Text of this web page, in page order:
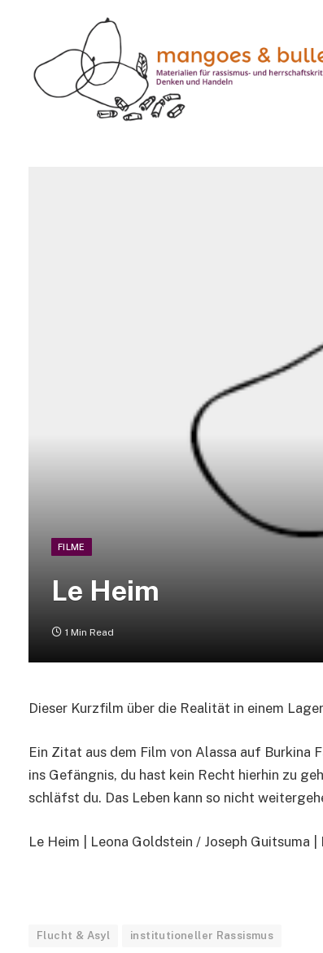
FILME
Le Heim
1 Min Read
Dieser Kurzfilm über die Realität in einem
Ein Zitat aus dem Film von Alassa auf Burkina
ins Gefängnis, du hast kein Recht hierhin zu
schläfst du. Das Leben kann so nicht
Le Heim | Leona Goldstein / Joseph Guitsuma
Flucht & Asyl institutioneller Rassismus